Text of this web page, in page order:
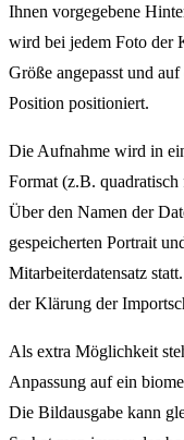
Ihnen vorgegebene
wird bei jedem Foto der
Größe angepasst und
Position positioniert.
Die Aufnahme wird in
Format (z.B.
Über den Namen der
gespeicherten Portrait
Mitarbeiterdatensatz
der Klärung der
Als extra Möglichkeit
Anpassung auf ein
Die Bildausgabe kann